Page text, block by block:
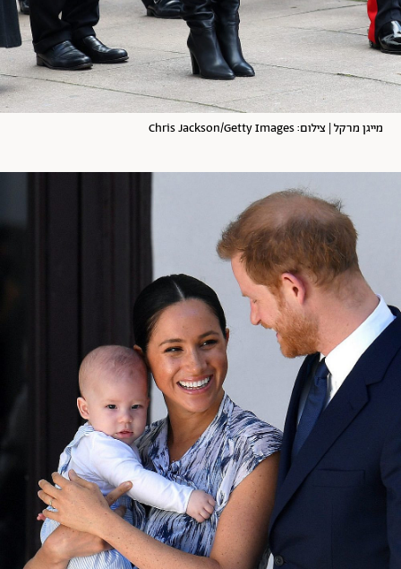
מייגן מרקל | צילום: Chris Jackson/Getty Images